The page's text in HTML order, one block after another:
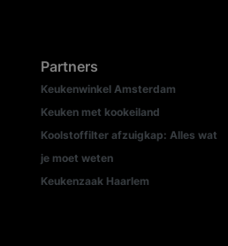
Partners
Keukenwinkel Amsterdam
Keuken met kookeiland
Koolstoffilter afzuigkap: Alles wat
je moet weten
Keukenzaak Haarlem